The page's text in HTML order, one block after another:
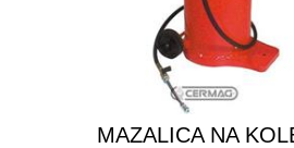
MAZALICA NA